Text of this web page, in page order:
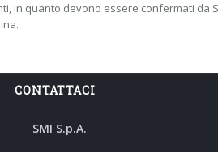
in quanto devono essere confermati
CONTATTACI
SMI S.p.A.